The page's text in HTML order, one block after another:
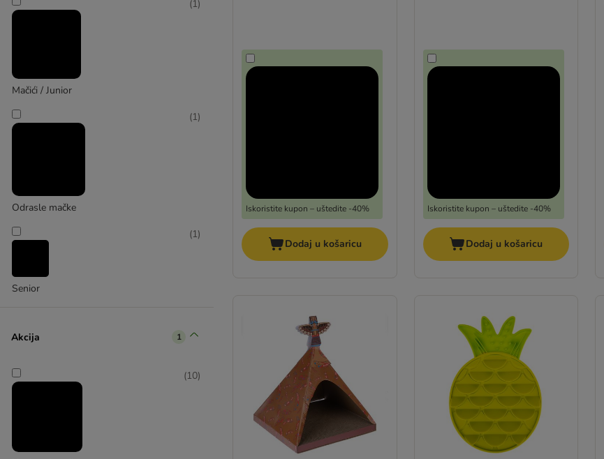
Mačići / Junior
(1)
Odrasle mačke
(1)
Senior
(1)
Akcija 1
(10)
Iskoristite kupon – uštedite -40%
Dodaj u košaricu
Iskoristite kupon – uštedite -40%
Dodaj u košaricu